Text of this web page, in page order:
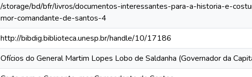
/storage/bd/bfr/livros/documentos-interessantes-para-a-historia-e-
mor-comandante-de-santos-4
http://bibdig.biblioteca.unesp.br/handle/10/17186
Ofícios do General Martim Lopes Lobo de Saldanha (Governador da